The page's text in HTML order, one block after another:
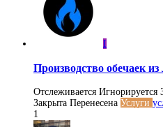
I
Производство обечаек
Отслеживается Игнорируется
Закрыта Перенесена Услуги
1